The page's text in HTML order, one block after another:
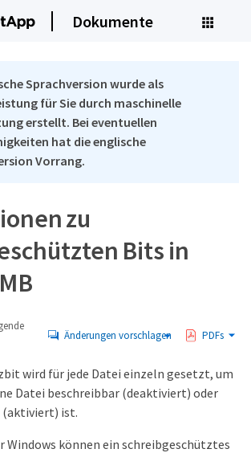
Dokumente
Sprachversion wurde als
für Sie durch maschinelle
erstellt. Bei eventuellen
hat die englische
Vorrang.
zu
Bits in
Änderungen vorschlagen PDFs
wird für jede Datei einzeln gesetzt, um
Datei beschreibbar (deaktiviert) oder
ist.
Windows können ein schreibgeschütztes